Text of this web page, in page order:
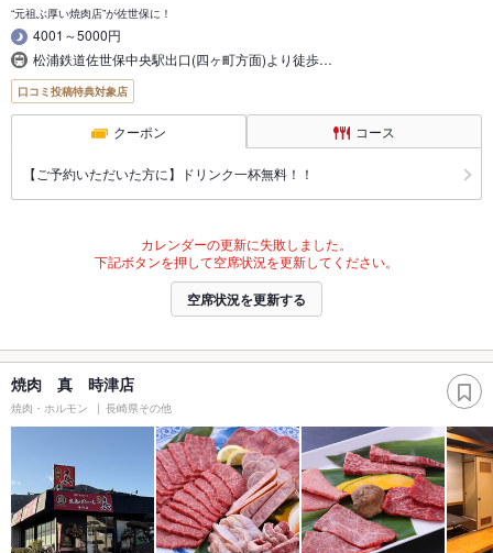
“元祖ぶ厚い焼肉店”が佐世保に！
4001～5000円
松浦鉄道佐世保中央駅出口(四ヶ町方面)より徒歩…
口コミ投稿特典対象店
クーポン コース
【ご予約いただいた方に】ドリンク一杯無料！！
カレンダーの更新に失敗しました。
下記ボタンを押して空席状況を更新してください。
空席状況を更新する
焼肉 真 時津店
焼肉・ホルモン 長崎県その他